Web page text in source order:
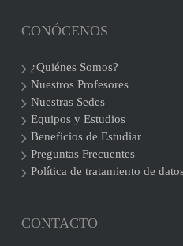
CONÓCENOS
¿Quiénes Somos?
Nuestros Profesores
Nuestras Sedes
Equipos y Estudios
Beneficios de Estudiar
Preguntas Frecuentes
Política de tratamiento de
CONTACTO